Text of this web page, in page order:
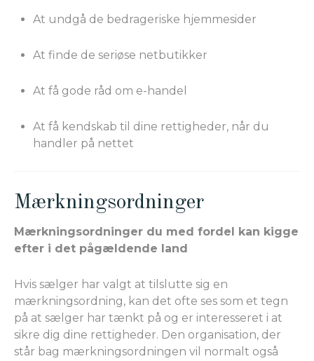
At undgå de bedrageriske hjemmesider
At finde de seriøse netbutikker
At få gode råd om e-handel
At få kendskab til dine rettigheder, når du
handler på nettet
Mærkningsordninger
Mærkningsordninger du med fordel kan kigge
efter i det pågældende land
Hvis sælger har valgt at tilslutte sig en
mærkningsordning, kan det ofte ses som et tegn
på at sælger har tænkt på og er interesseret i at
sikre dig dine rettigheder. Den organisation, der
står bag mærkningsordningen vil normalt også